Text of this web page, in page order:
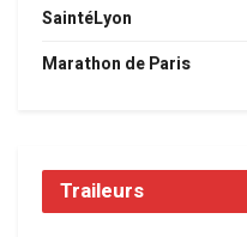
SaintéLyon
Marathon de Paris
Traileurs